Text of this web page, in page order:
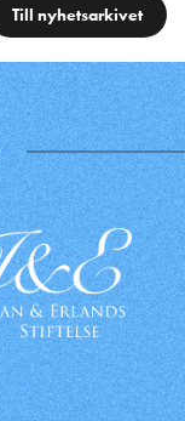
Till nyhetsarkivet